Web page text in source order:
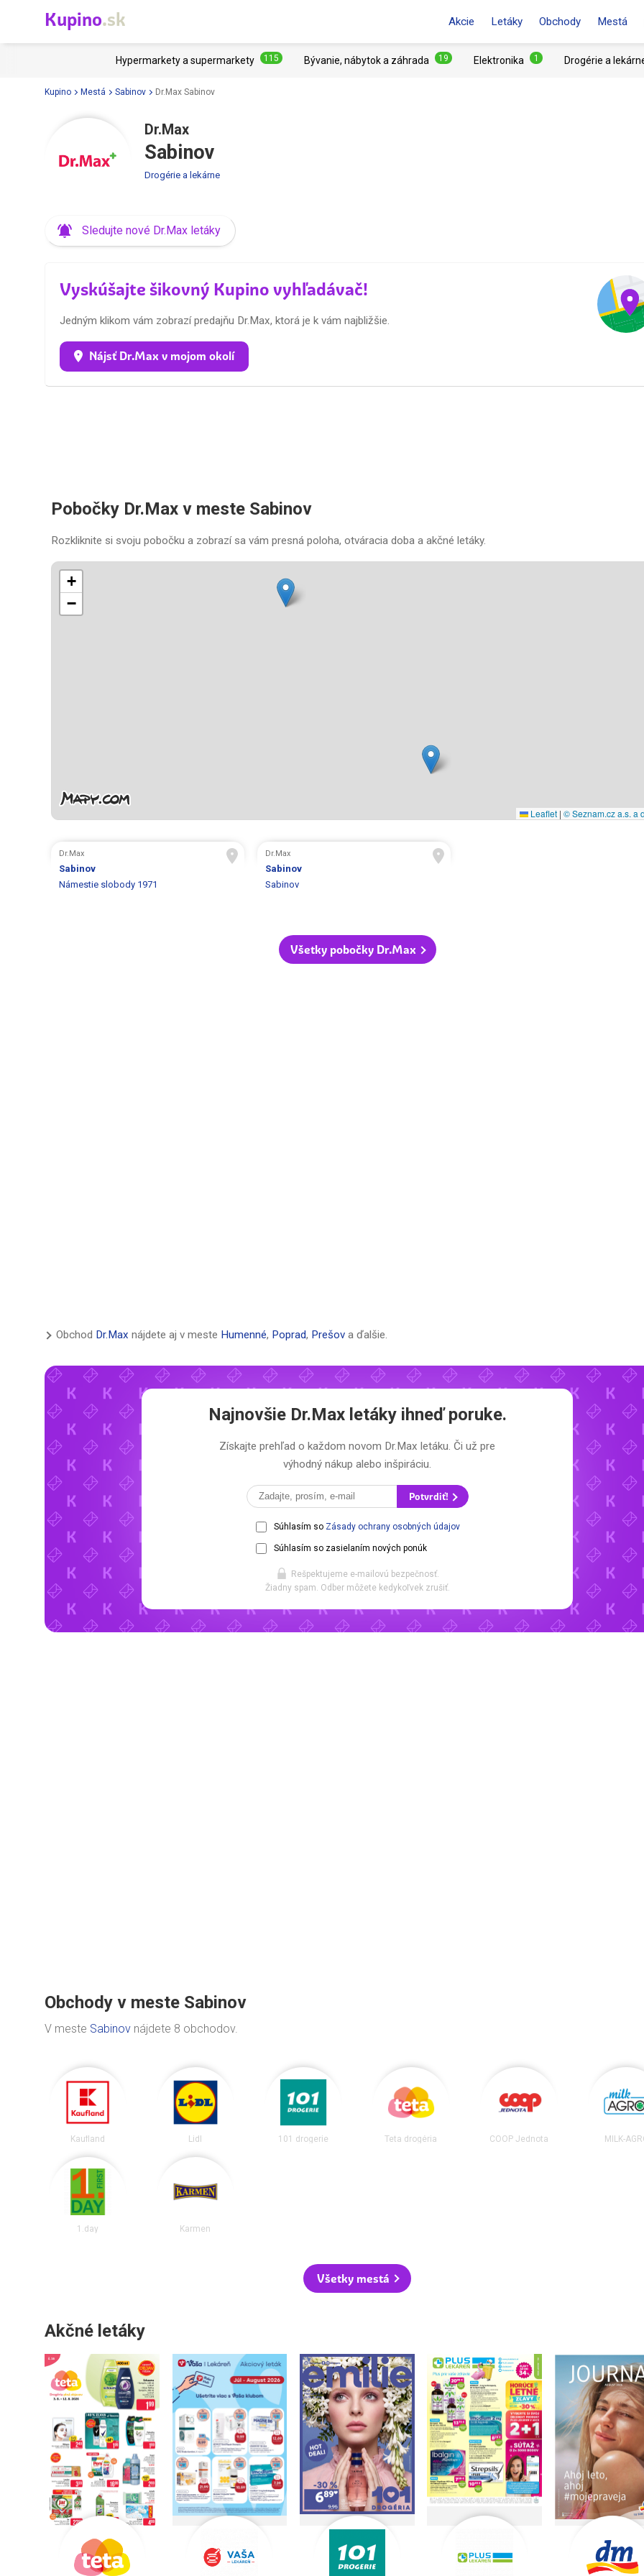
Kupino.sk Akcie Letáky Obchody Mestá
Hypermarkety a supermarkety 115 Bývanie, nábytok a záhrada 19 Elektronika 1 Drogérie a
Kupino Mestá Sabinov Dr.Max Sabinov
Dr.Max
Sabinov
Drogérie a lekárne
Sledujte nové Dr.Max letáky
Vyskúšajte šikovný Kupino vyhľadávač!
Jedným klikom vám zobrazí predajňu Dr.Max, ktorá je k vám najbližšie.
Nájsť Dr.Max v mojom okolí
Pobočky Dr.Max v meste Sabinov
Rozkliknite si svoju pobočku a zobrazí sa vám presná poloha, otváracia doba a akčné letáky.
+
−
Leaflet | © Seznam.cz a.s. a
Dr.Max
Sabinov
Námestie slobody 1971
Dr.Max
Sabinov
Sabinov
Všetky pobočky Dr.Max
Obchod Dr.Max nájdete aj v meste Humenné, Poprad, Prešov a ďalšie.
Najnovšie Dr.Max letákyihneď poruke.
Získajte prehľad o každom novom Dr.Max letáku. Či už pre
výhodný nákup alebo inšpiráciu.
Potvrdiť!
Súhlasím so Zásady ochrany osobných údajov
Súhlasím so zasielaním nových ponúk
Rešpektujeme e-mailovú bezpečnosť.
Žiadny spam. Odber môžete kedykoľvek zrušiť.
Obchody v meste Sabinov
V meste Sabinov nájdete 8 obchodov.
Kaufland Lidl 101 drogerie Teta drogéria COOP Jednota MILK-
1.day Karmen
Všetky mestá
Akčné letáky